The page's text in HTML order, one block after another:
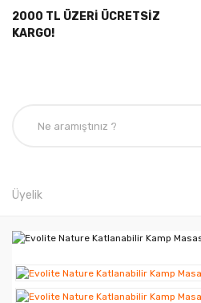
2000 TL ÜZERİ ÜCRETSİZ
KARGO!
Üyelik